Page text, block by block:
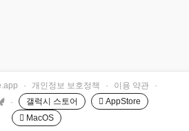
· 개인정보 보호정책 · 이용 약관
·
· 갤럭시 스토어
 AppStore
 MacOS